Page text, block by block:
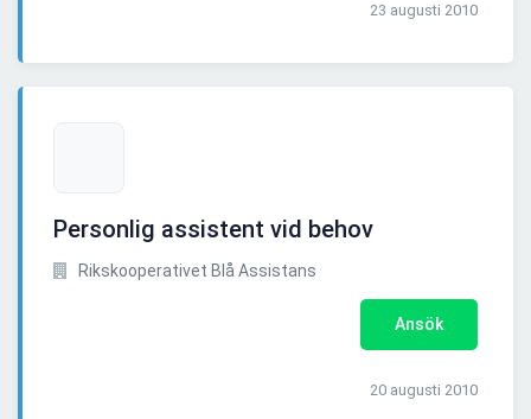
23 augusti 2010
Personlig assistent vid behov
Rikskooperativet Blå Assistans
Ansök
20 augusti 2010